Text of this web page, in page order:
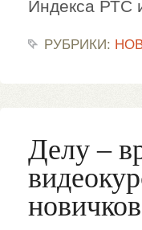
Индекса РТС
РУБРИКИ:
Делу –